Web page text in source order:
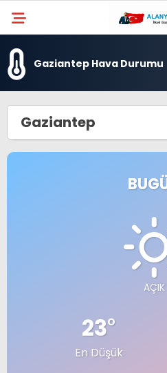
Gaziantep Hava Durumu
Gaziantep
AÇIK
23°
En Düşük